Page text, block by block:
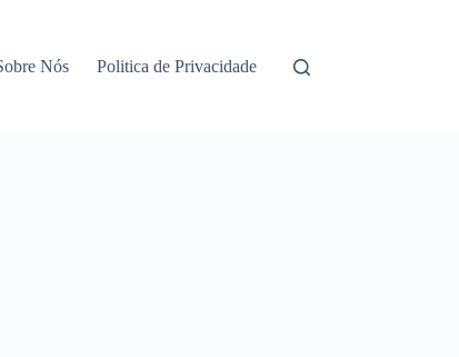
Nós Politica de Privacidade